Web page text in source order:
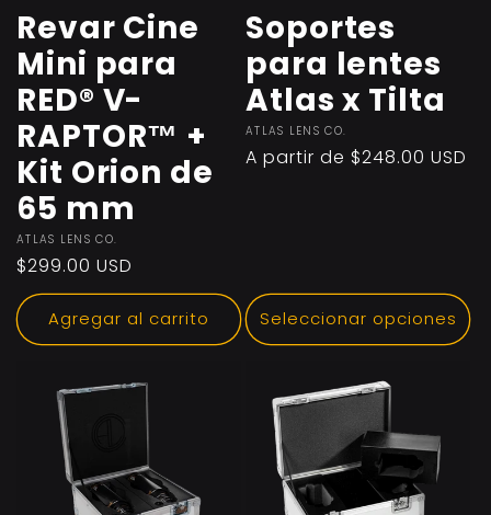
Revar Cine
Mini para
RED® V-
RAPTOR™️ +
Kit Orion de
65 mm
Proveedor:
ATLAS LENS CO.
Precio
habitual
$299.00 USD
Agregar al carrito
Soportes
para lentes
Atlas x Tilta
Proveedor:
ATLAS LENS CO.
Precio
A partir de $248.00 USD
Seleccionar opciones